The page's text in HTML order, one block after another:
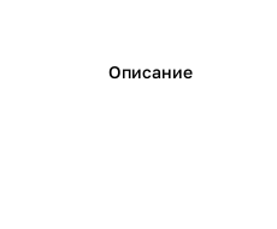
Описание